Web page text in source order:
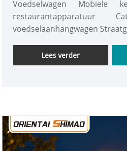
Voedselwagen Mobiele
restaurantapparatuur
voedselaanhangwagen
Lees verder